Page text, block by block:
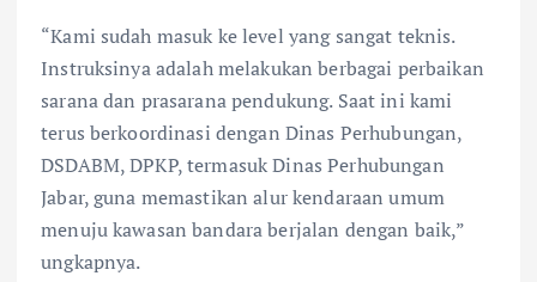
“Kami sudah masuk ke level yang sangat teknis.
Instruksinya adalah melakukan berbagai perbaikan
sarana dan prasarana pendukung. Saat ini kami
terus berkoordinasi dengan Dinas Perhubungan,
DSDABM, DPKP, termasuk Dinas Perhubungan
Jabar, guna memastikan alur kendaraan umum
menuju kawasan bandara berjalan dengan baik,”
ungkapnya.